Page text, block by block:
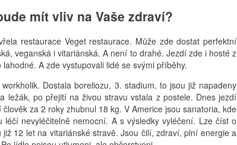
mít vliv na Vaše zdraví?
restaurace Veget restaurace. Může zde dostat perfektní
veganská i vitariánská. A není to drahé. Jezdí zde i hosté z
lahodné. A zde vystupovali lidé se svými příběhy.
Dostala boreliozu, 3. stadium, to jsou již napadeny
ležák, po přejití na živou stravu vstala z postele. Dnes jezdí
za 2 roky zhubnul 18 kg. V Americe jsou sanatoria, kde
léčí nevyléčitelně nemocní. A s výsledky vyléčení. Lze číst o
již 12 let na vitariánské stravě. Jsou čilí, zdraví, plní energie a